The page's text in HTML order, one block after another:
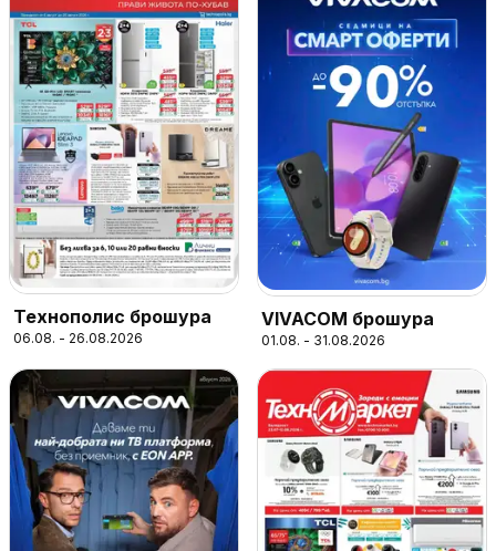
Технополис брошура
06.08. - 26.08.2026
VIVACOM брошура
01.08. - 31.08.2026